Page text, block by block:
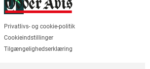
Privatlivs- og cookie-politik
Cookieindstillinger
Tilgængelighedserklæring